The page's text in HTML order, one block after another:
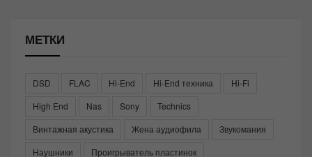
МЕТКИ
DSD FLAC Hi-End Hi-End техника
Hi-Fi
High End
Nas Sony
Technics
Винтажная акустика
Жена аудиофила
Звукомания
Наушники
Проигрыватель пластинок